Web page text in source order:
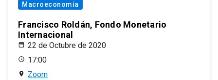
Macroeconomía
Francisco Roldán, Fondo Monetario
Internacional
22 de Octubre de 2020
17:00
Zoom